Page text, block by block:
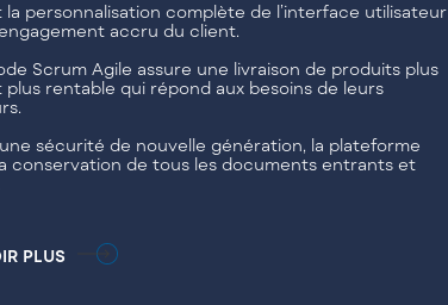
la personnalisation complète de l’interface utilisateur
accru du client.
Scrum Agile assure une livraison de produits plus
plus rentable qui répond aux besoins de leurs
sécurité de nouvelle génération, la plateforme
conservation de tous les documents entrants et
PLUS